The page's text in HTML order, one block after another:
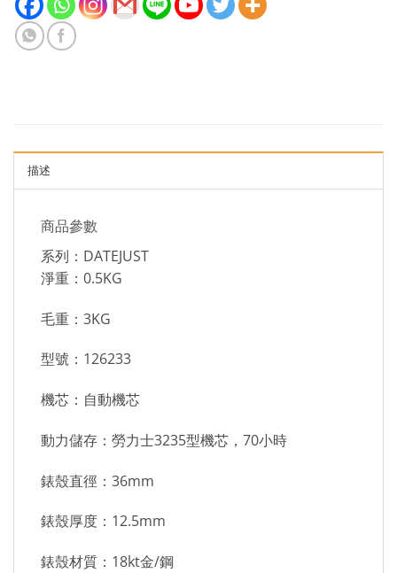
描述
商品參數
系列：DATEJUST
淨重：0.5KG
毛重：3KG
型號：126233
機芯：自動機芯
動力儲存：勞力士3235型機芯，70小時
錶殼直徑：36mm
錶殼厚度：12.5mm
錶殼材質：18kt金/鋼